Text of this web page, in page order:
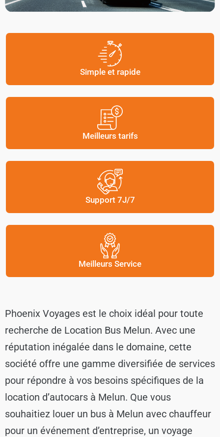
Simple et rapide
Meilleurs tarifs
Support 7J/7
Meilleurs Service
Phoenix Voyages est le choix idéal pour toute
recherche de Location Bus Melun. Avec une
réputation inégalée dans le domaine, cette
société offre une gamme diversifiée de services
pour répondre à vos besoins spécifiques de la
location d’autocars à Melun. Que vous
souhaitiez louer un bus à Melun avec chauffeur
pour un événement d’entreprise, un voyage